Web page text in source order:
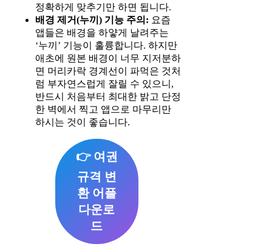
정확하게 맞추기만 하면 됩니다.
배경 제거(누끼) 기능 주의: 요즘
앱들은 배경을 하얗게 날려주는
‘누끼’ 기능이 훌륭합니다. 하지만
애초에 원본 배경이 너무 지저분하
면 머리카락 경계선이 파먹은 것처
럼 부자연스럽게 잘릴 수 있으니,
반드시 처음부터 최대한 밝고 단정
한 벽에서 찍고 앱으로 마무리만
하시는 것이 좋습니다.
👉 여권
규격 변
환 어플
다운로
드